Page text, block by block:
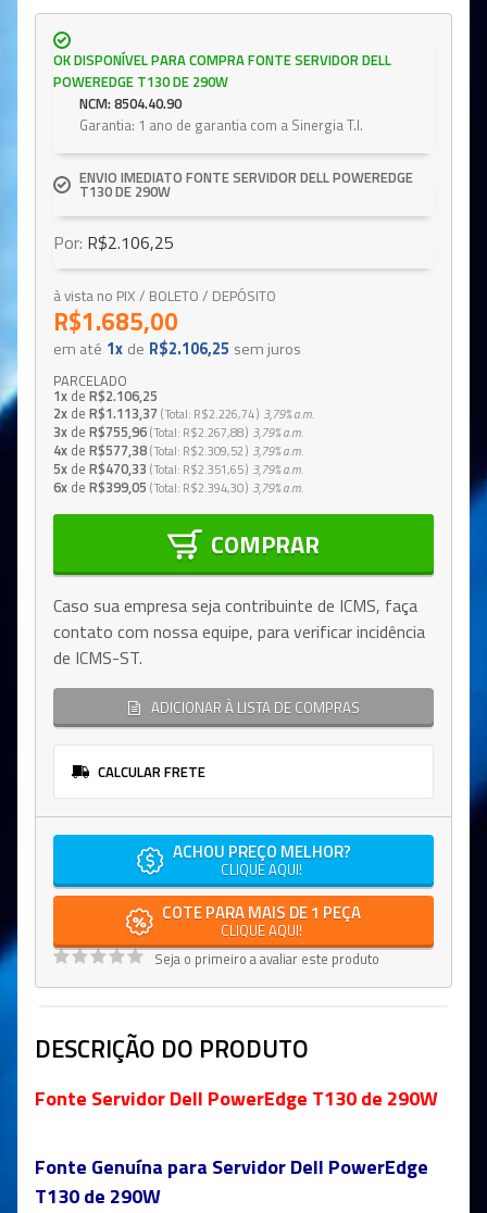
OK DISPONÍVEL PARA COMPRA FONTE SERVIDOR DELL
POWEREDGE T130 DE 290W
NCM: 8504.40.90
Garantia: 1 ano de garantia com a Sinergia T.I.
ENVIO IMEDIATO FONTE SERVIDOR DELL POWEREDGE
T130 DE 290W
Por: R$2.106,25
à vista no PIX / BOLETO / DEPÓSITO
R$1.685,00
em até 1x de R$2.106,25 sem juros
PARCELADO
1x de R$2.106,25
2x de R$1.113,37 Total R$2.226,74 3,79%a.m.
3x de R$755,96 Total R$2.267,88 3,79%a.m.
4x de R$577,38 Total R$2.309,52 3,79%a.m.
5x de R$470,33 Total R$2.351,65 3,79%a.m.
6x de R$399,05 Total R$2.394,30 3,79%a.m.
COMPRAR
Caso sua empresa seja contribuinte de ICMS, faça
contato com nossa equipe, para verificar incidência
de ICMS-ST.
ADICIONAR À LISTA DE COMPRAS
CALCULAR FRETE
ACHOU PREÇO MELHOR?
CLIQUE AQUI!
COTE PARA MAIS DE 1 PEÇA
CLIQUE AQUI!
Seja o primeiro a avaliar este produto
DESCRIÇÃO DO PRODUTO
Fonte Servidor Dell PowerEdge T130 de 290W
Fonte Genuína para Servidor Dell PowerEdge
T130 de 290W